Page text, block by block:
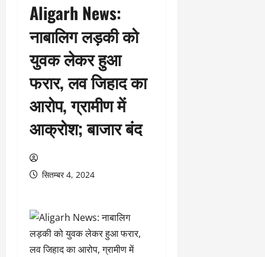
Aligarh News:
नाबालिग लड़की को
युवक लेकर हुआ
फरार, लव जिहाद का
आरोप, ग्रामीण में
आक्रोश; बाजार बंद
सितम्बर 4, 2024